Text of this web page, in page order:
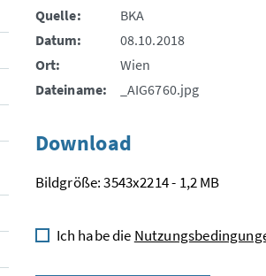
Quelle:
BKA
Datum:
08.10.2018
Ort:
Wien
Dateiname:
_AIG6760.jpg
Download
Bildgröße: 3543x2214 - 1,2 MB
Ich habe die